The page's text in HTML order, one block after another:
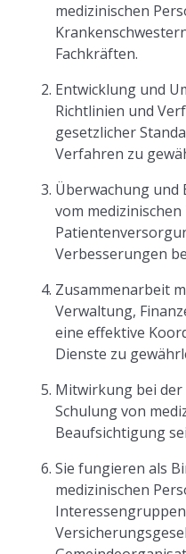
medizinischen
Fachkräften.
Entwicklung und
Richtlinien und
gesetzlicher
Verfahren zu
Überwachung und
vom
Verbesserungen
Zusammenarbeit
Verwaltung,
eine effektive
Dienste zu
Mitwirkung bei
Schulung von
Beaufsichtigung
Sie fungieren als
medizinischen